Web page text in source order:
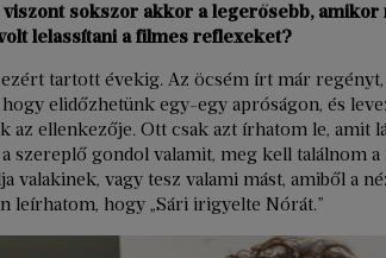
sokszor akkor a legerősebb, amikor
lelassítani a filmes reflexeket?
ezért tartott évekig. Az öcsém írt már
hogy elidőzhetünk egy-egy apróságon, és
az ellenkezője. Ott csak azt írhatom le, amit
szereplő gondol valamit, meg kell találnom
valakinek, vagy tesz valami mást, amiből a
leírhatom, hogy „Sári irigyelte Nórát.”